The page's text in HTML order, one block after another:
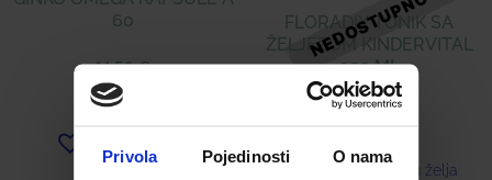
Privola Pojedinosti O nama
60
16,50€
Dodaj u listu želja
FLORADIX TONIK SA
ŽELJEZOM KINDERVITAL
250 ML
Dodaj u listu želja